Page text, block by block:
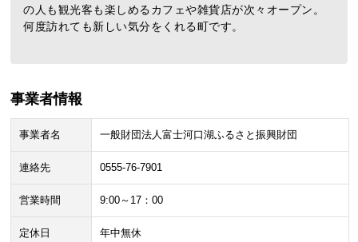
の人も観光客も楽しめるカフェや雑貨店が次々オープン。
何度訪れても新しい気分をくれる町です。
事業者情報
事業者名 一般財団法人富士河口湖ふるさと振興財団
連絡先 0555-76-7901
営業時間 9:00～17：00
定休日 年中無休